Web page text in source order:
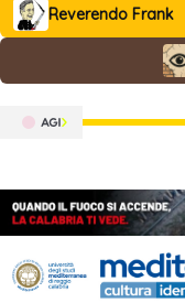
Reverendo Frank